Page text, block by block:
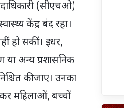
(सीएचओ)
केंद्र बंद रहा।
हो सकीं। इधर,
या अन्य प्रशासनिक
की जाए। उनका
महिलाओं, बच्चों